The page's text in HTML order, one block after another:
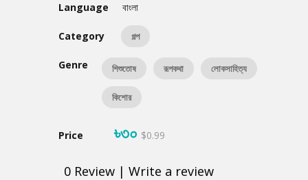
Language
বাংলা
Category গল্প
Genre শিশুতোষ রূপকথা লোকসাহিত্য
কিশোর
Price ৳৩০ $0.99
0 Review | Write a review